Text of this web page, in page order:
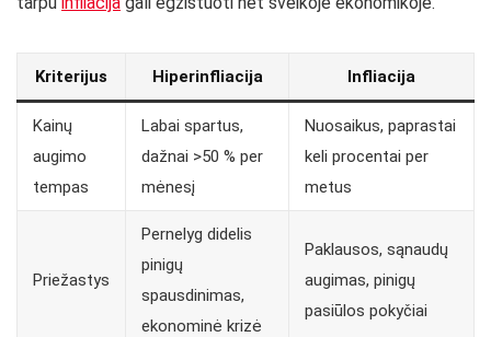
Kriterijus Hiperinfliacija Infliacija
Kainų
augimo
tempas
Labai spartus,
dažnai >50 % per
mėnesį
Nuosaikus, paprastai
keli procentai per
metus
Priežastys
Pernelyg didelis
pinigų
spausdinimas,
ekonominė krizė
Paklausos, sąnaudų
augimas, pinigų
pasiūlos pokyčiai